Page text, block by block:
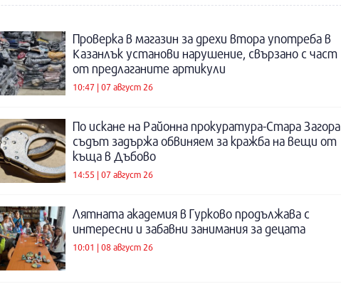
Проверка в магазин за дрехи втора употреба в
Казанлък установи нарушение, свързано с част
от предлаганите артикули
10:47 | 07 август 26
По искане на Районна прокуратура-Стара Загора
съдът задържа обвиняем за кражба на вещи от
къща в Дъбово
14:55 | 07 август 26
Лятната академия в Гурково продължава с
интересни и забавни занимания за децата
10:01 | 08 август 26